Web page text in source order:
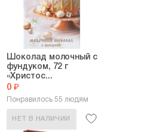
Шоколад молочный с
фундуком, 72 г
«Христос...
0 ₽
Понравилось 55 людям
НЕТ В НАЛИЧИИ